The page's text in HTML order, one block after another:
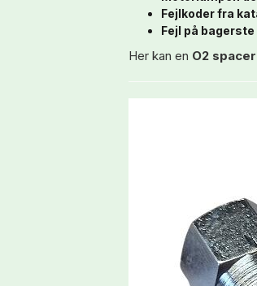
Fejlkoder fra
Fejl på
Her kan en O2